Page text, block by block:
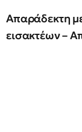
Απαράδεκτη
εισακτέων –